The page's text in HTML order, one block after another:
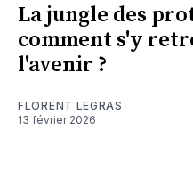
La jungle des
comment s'y
l'avenir ?
FLORENT LEGRAS
13 février 2026